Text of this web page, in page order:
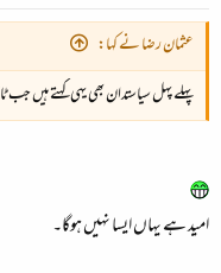
عثمان رضا نے کہا:
پہلے پہل سیاستدان بھی یہی کہتے ہیں
امید ہے یہاں ایسا نہیں‌ ہوگا۔